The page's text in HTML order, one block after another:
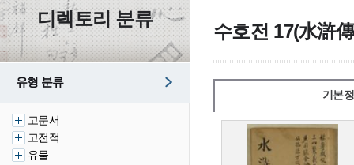
디렉토리 분류
유형 분류
고문서
고전적
유물
수호전 17(水滸
기본